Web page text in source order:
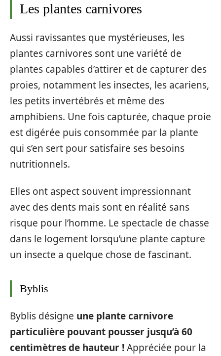
Les plantes carnivores
Aussi ravissantes que mystérieuses, les
plantes carnivores sont une variété de
plantes capables d’attirer et de capturer des
proies, notamment les insectes, les acariens,
les petits invertébrés et même des
amphibiens. Une fois capturée, chaque proie
est digérée puis consommée par la plante
qui s’en sert pour satisfaire ses besoins
nutritionnels.
Elles ont aspect souvent impressionnant
avec des dents mais sont en réalité sans
risque pour l’homme. Le spectacle de chasse
dans le logement lorsqu’une plante capture
un insecte a quelque chose de fascinant.
Byblis
Byblis désigne une plante carnivore
particulière pouvant pousser jusqu’à 60
centimètres de hauteur !Appréciée pour la